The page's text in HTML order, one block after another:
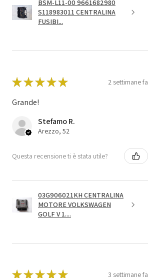
BSM-L11-00 9661682980
S118983011 CENTRALINA
FUSIBI...
★★★★★ 2 settimane fa
Grande!
Stefamo R.
Arezzo, 52
Questa recensione ti è stata utile?
03G906021KH CENTRALINA
MOTORE VOLKSWAGEN
GOLF V 1....
★★★★★ 3 settimane fa